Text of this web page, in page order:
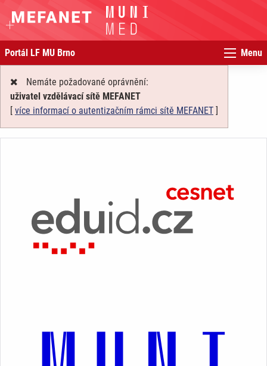
Portál LF MU Brno Menu
Nemáte požadované oprávnění:
uživatel vzdělávací sítě MEFANET
[ více informací o autentizačním rámci sítě MEFANET ]